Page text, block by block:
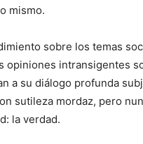
mismo.
sobre los temas
opiniones intransigentes
a su diálogo profunda
sutileza mordaz, pero
la verdad.